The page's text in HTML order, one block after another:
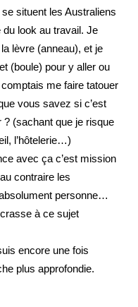
situent les Australiens
look au travail. Je
lèvre (anneau), et je
(boule) pour y aller ou
me faire tatouer
vous savez si c’est
? (sachant que je risque
l’hôtelerie…)
avec ça c’est mission
contraire les
personne…
crasse à ce sujet
encore une fois
plus approfondie.